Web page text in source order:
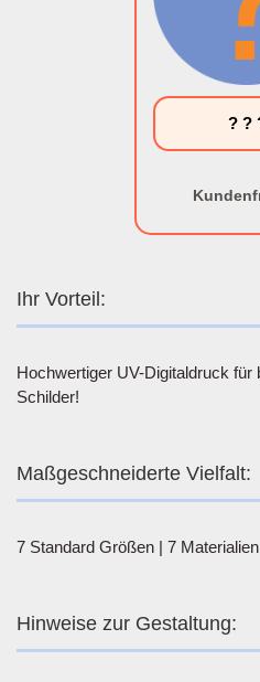
? ?
Ihr Vorteil:
Hochwertiger UV-Digitaldruck für
Schilder!
Maßgeschneiderte Vielfalt:
7 Standard Größen | 7
Hinweise zur Gestaltung: